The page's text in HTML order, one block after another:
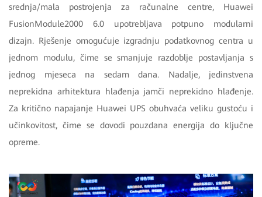
srednja/mala postrojenja za računalne centre, Huawei
FusionModule2000 6.0 upotrebljava potpuno modularni
dizajn. Rješenje omogućuje izgradnju podatkovnog centra u
jednom modulu, čime se smanjuje razdoblje postavljanja s
jednog mjeseca na sedam dana. Nadalje, jedinstvena
neprekidna arhitektura hlađenja jamči neprekidno hlađenje.
Za kritično napajanje Huawei UPS obuhvaća veliku gustoću i
učinkovitost, čime se dovodi pouzdana energija do ključne
opreme.